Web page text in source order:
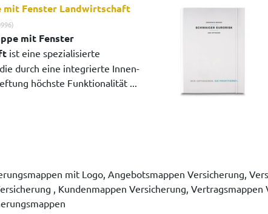
mit Fenster Landwirtschaft
mit Fenster
ist eine spezialisierte
durch eine integrierte Innen-
höchste Funktionalität ...
mit Logo, Angebotsmappen Versicherung,
, Kundenmappen Versicherung,